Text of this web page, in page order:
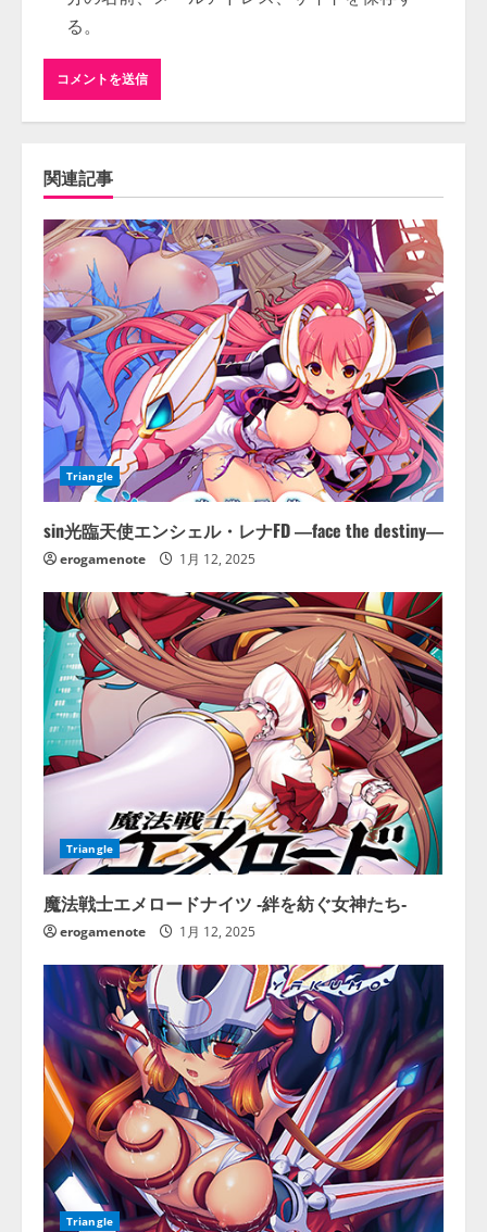
る。
関連記事
Triangle
sin光臨天使エンシェル・レナFD ―face the destiny―
erogamenote 1月 12, 2025
Triangle
魔法戦士エメロードナイツ ‐絆を紡ぐ女神たち‐
erogamenote 1月 12, 2025
Triangle